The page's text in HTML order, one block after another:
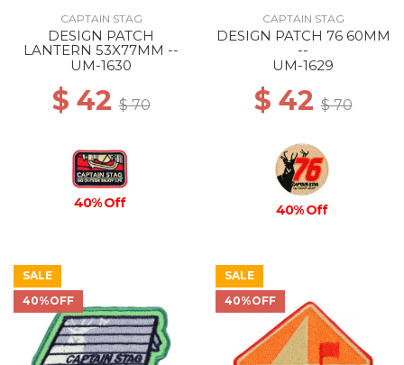
CAPTAIN STAG
DESIGN PATCH
LANTERN 53X77MM --
UM-1630
$ 42$ 70
40% Off
CAPTAIN STAG
DESIGN PATCH 76 60MM
--
UM-1629
$ 42$ 70
40% Off
SALE
40%OFF
SALE
40%OFF